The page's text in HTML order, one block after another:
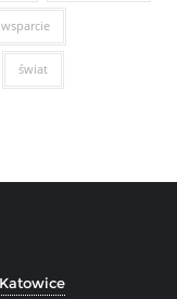
wsparcie
świat